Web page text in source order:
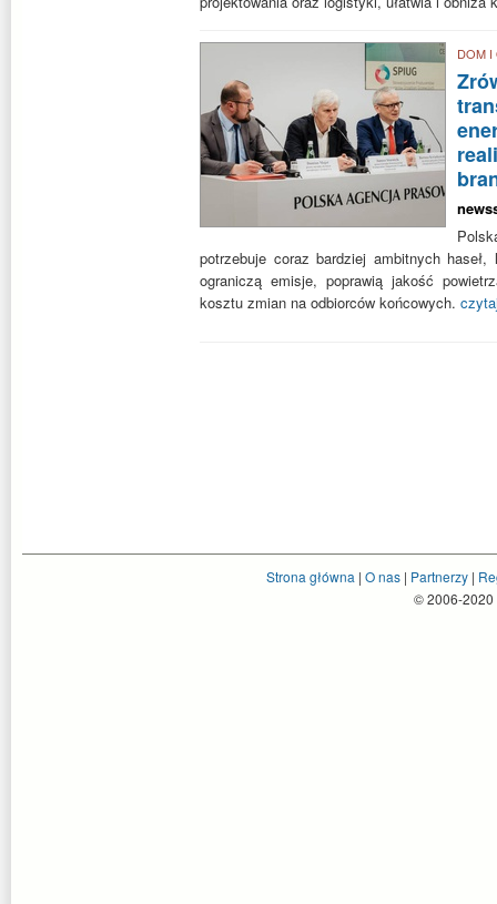
DOM
potrzebuje coraz bardziej ambitnych
ograniczą emisje, poprawią jakość
kosztu zmian na odbiorców końcowych.
Strona główna | O nas| Partnerzy|
© 2006-2020